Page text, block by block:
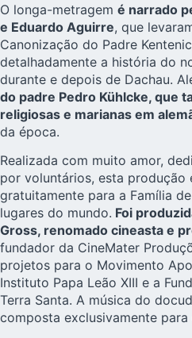
O longa-metragem é narrado
e Eduardo Aguirre, que
Canonização do Padre
detalhadamente a história do
durante e depois de Dachau.
do padre Pedro Kühlcke, que
religiosas e marianas em
da época.
Realizada com muito amor,
por voluntários, esta produção
gratuitamente para a Família
lugares do mundo. Foi
Gross, renomado cineasta e
fundador da CineMater
projetos para o Movimento
Instituto Papa Leão XIII e a
Terra Santa. A música do
composta exclusivamente